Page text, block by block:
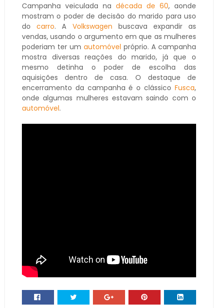
Campanha veiculada na década de 60, aonde
mostram o poder de decisão do marido para uso
docarro. A Volkswagen buscava expandir as
vendas, usando o argumento em que as mulheres
poderiam ter um automóvel próprio. A campanha
mostra diversas reações do marido, já que o
mesmo detinha o poder de escolha das
aquisições dentro de casa. O destaque de
encerramento da campanha é o clássicoFusca,
onde algumas mulheres estavam saindo com o
automóvel.